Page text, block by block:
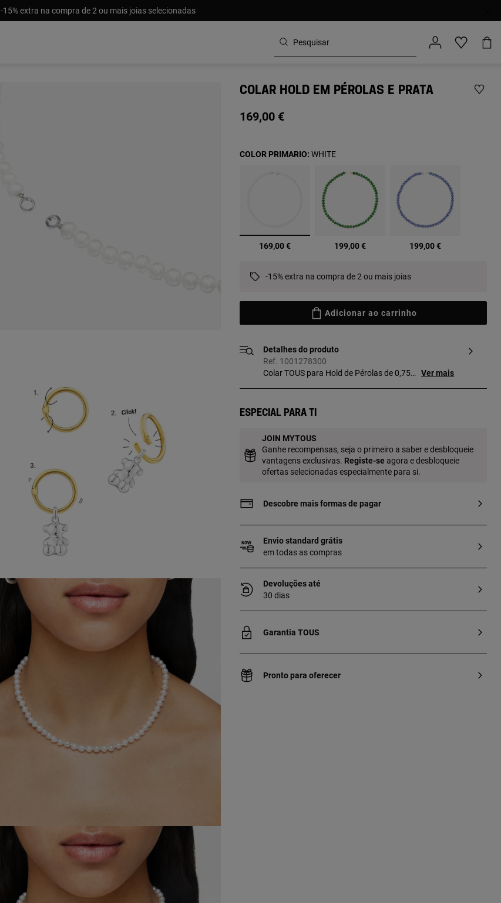
-15% extra na compra de 2 ou mais joias selecionadas
COLAR HOLD EM PÉROLAS E PRATA
169,00 €
selecionado
169,00 € 199,00 € 199,00 €
COLOR PRIMARIO: WHITE
-15% extra na compra de 2 ou mais joias
Adicionar ao carrinho
Detalhes do produto
Ref. 1001278300
Colar TOUS para Hold de Pérolas de 0,75
fecho (não incluída). Conjuga argolas e
Ver mais
Especial para ti
JOIN MYTOUS
Ganhe recompensas, seja o primeiro a saber e desbloqueie
vantagens exclusivas. Registe-se agora e desbloqueie
ofertas selecionadas especialmente para si.
Descobre mais formas de pagar
Envio standard grátis
em todas as compras
Devoluções até
30 dias
Garantia TOUS
Pronto para oferecer